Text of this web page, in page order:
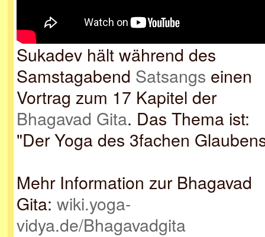
Sukadev hält während des
Samstagabend Satsangs einen
Vortrag zum 17 Kapitel der
Bhagavad Gita. Das Thema ist:
"Der Yoga des 3fachen
Mehr Information zur Bhagavad
Gita: wiki.yoga-
vidya.de/Bhagavadgita